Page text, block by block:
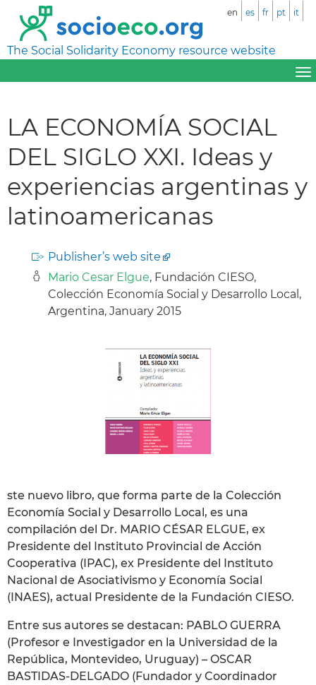
The Social Solidarity Economy resource website
en es fr pt it
LA ECONOMÍA SOCIAL
DEL SIGLO XXI. Ideas y
experiencias argentinas y
latinoamericanas
Publisher’s web site
Mario Cesar Elgue, Fundación CIESO,
Colección Economía Social y Desarrollo Local,
Argentina, January 2015
ste nuevo libro, que forma parte de la Colección
Economía Social y Desarrollo Local, es una
compilación del Dr. MARIO CÉSAR ELGUE, ex
Presidente del Instituto Provincial de Acción
Cooperativa (IPAC), ex Presidente del Instituto
Nacional de Asociativismo y Economía Social
(INAES), actual Presidente de la Fundación CIESO.
Entre sus autores se destacan: PABLO GUERRA
(Profesor e Investigador en la Universidad de la
República, Montevideo, Uruguay) – OSCAR
BASTIDAS-DELGADO (Fundador y Coordinador